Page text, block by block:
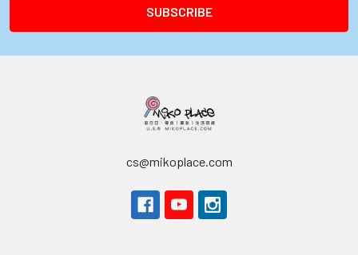
cs@mikoplace.com